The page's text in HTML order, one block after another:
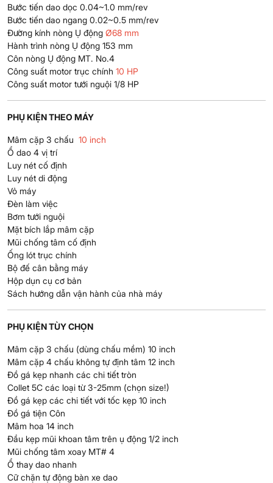
Bước tiến dao dọc 0.04~1.0 mm/rev
Bước tiến dao ngang 0.02~0.5 mm/rev
Đường kính nòng Ụ động Ø68 mm
Hành trình nòng Ụ động 153 mm
Côn nòng Ụ động MT. No.4
Công suất motor trục chính 10 HP
Công suất motor tưới nguội 1/8 HP
PHỤ KIỆN THEO MÁY
Mâm cặp 3 chấu 10 inch
Ổ dao 4 vị trí
Luy nét cố định
Luy nét di động
Vỏ máy
Đèn làm việc
Bơm tưới nguội
Mặt bích lắp mâm cặp
Mũi chống tâm cố định
Ống lót trục chính
Bộ đế cân bằng máy
Hộp dụn cụ cơ bản
Sách hướng dẫn vận hành của nhà máy
PHỤ KIỆN TÙY CHỌN
Mâm cặp 3 chấu (dùng chấu mềm) 10 inch
Mâm cặp 4 chấu không tự định tâm 12 inch
Đồ gá kẹp nhanh các chi tiết tròn
Collet 5C các loại từ 3-25mm (chọn size!)
Đồ gá kẹp các chi tiết với tốc kẹp 10 inch
Đồ gá tiện Côn
Mâm hoa 14 inch
Đầu kẹp mũi khoan tâm trên ụ động 1/2 inch
Mũi chống tâm xoay MT# 4
Ổ thay dao nhanh
Cữ chặn tự động bàn xe dao